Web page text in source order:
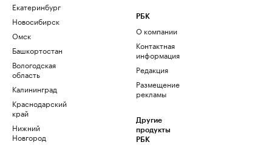
Екатеринбург
Новосибирск
Омск
Башкортостан
Вологодская
область
Калининград
Краснодарский
край
Нижний
Новгород
РБК
О компании
Контактная
информация
Редакция
Размещение
рекламы
Другие
продукты
РБК